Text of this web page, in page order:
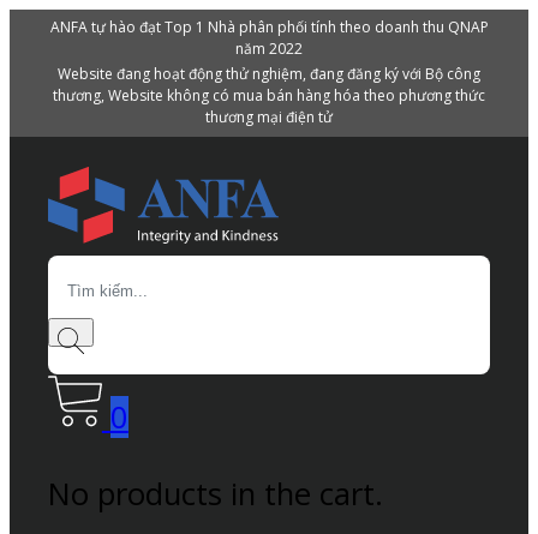
ANFA tự hào đạt Top 1 Nhà phân phối tính theo doanh thu QNAP
năm 2022
Website đang hoạt động thử nghiệm, đang đăng ký với Bộ công
thương, Website không có mua bán hàng hóa theo phương thức
thương mại điện tử
Search
0
No products in the cart.